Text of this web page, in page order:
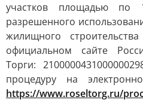
участков площадью
разрешенного
жилищного
официальном сайте
Торги:
процедуру на
https://www.roseltorg.ru/